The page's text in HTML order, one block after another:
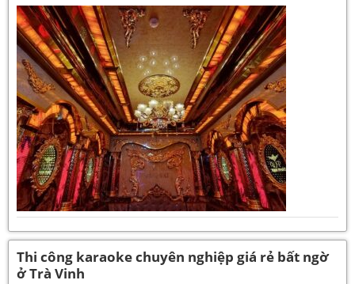
Thi công karaoke chuyên nghiệp giá rẻ bất ngờ
ở Trà Vinh